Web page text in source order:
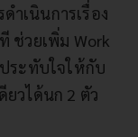
ำเนินการเรื่อง
ช่วยเพิ่ม Work
ระทับใจให้กับ
ยวได้นก 2 ตัว